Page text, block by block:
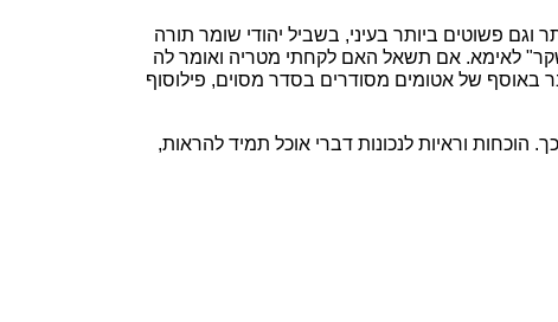
פשוטים ביותר בעיני, בשביל יהודי שומר תורה
לאימא. אם תשאל האם לקחתי מטריה ואומר לה
באוסף של אטומים מסודרים בסדר מסוים, פילוסוף
הוכחות וראיות לנכונות דברי אוכל תמיד להראות,